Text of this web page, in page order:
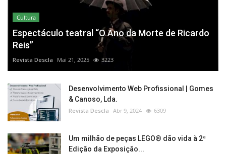
Cultura
Espectáculo teatral “O Ano da Morte de Ricardo
Reis”
Revista Descla Mai 21, 2025 3223
Desenvolvimento Web Profissional | Gomes
& Canoso, Lda.
Revista Descla Abr 9, 2024 6309
Um milhão de peças LEGO® dão vida à 2ª
Edição da Exposição...